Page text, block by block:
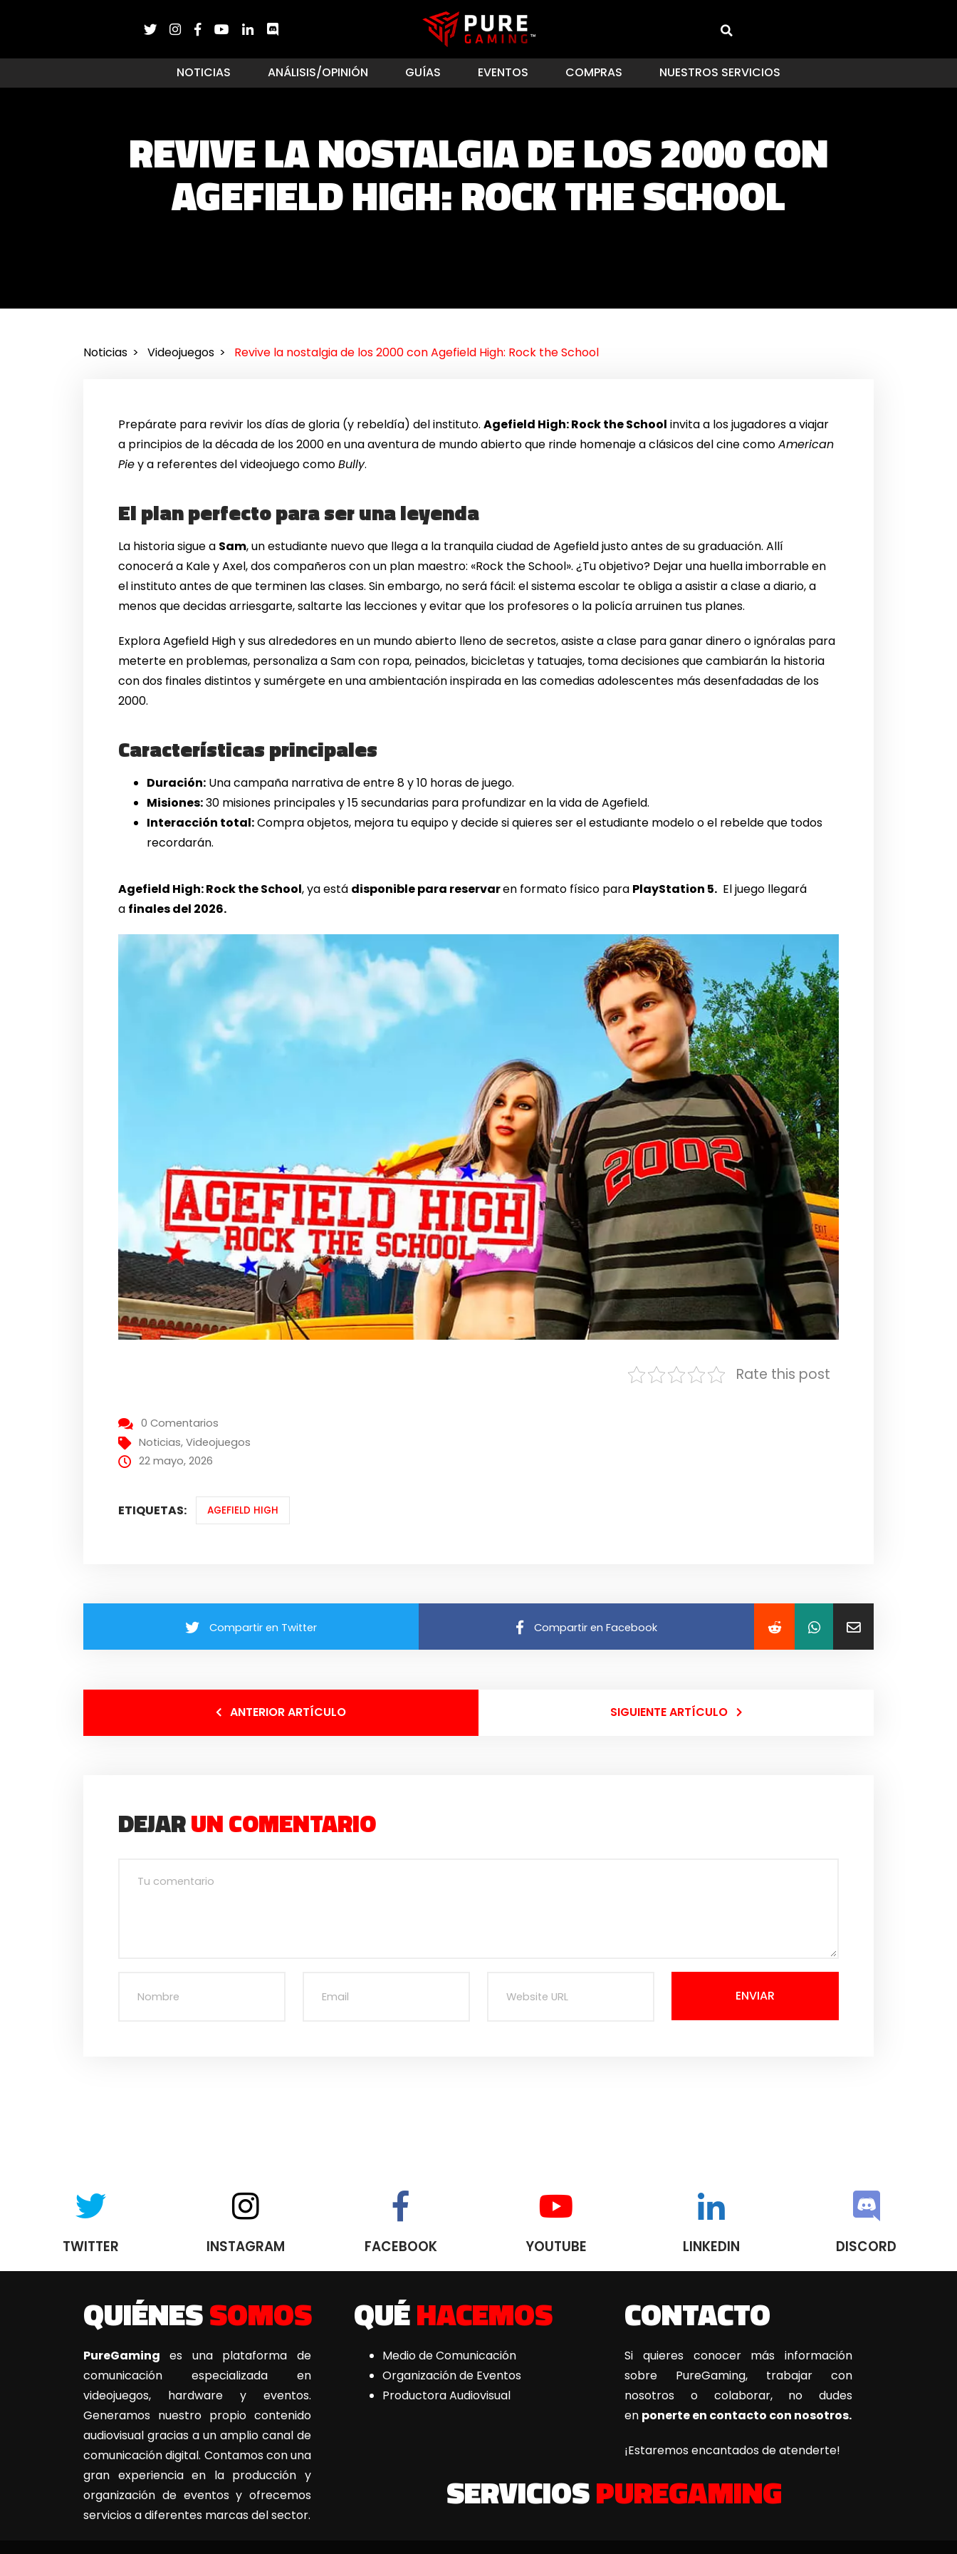
NOTICIAS ANÁLISIS/OPINIÓN GUÍAS EVENTOS COMPRAS NUESTROS SERVICIOS
REVIVE LA NOSTALGIA DE LOS 2000 CON
AGEFIELD HIGH: ROCK THE SCHOOL
Noticias Videojuegos Revive la nostalgia de los 2000 con Agefield High: Rock the School
Prepárate para revivir los días de gloria (y rebeldía) del instituto.Agefield High: Rock the School invita a los jugadores a viajar
a principios de la década de los 2000 en una aventura de mundo abierto que rinde homenaje a clásicos del cine comoAmerican
Piey a referentes del videojuego comoBully.
El plan perfecto para ser una leyenda
La historia sigue a Sam, un estudiante nuevo que llega a la tranquila ciudad de Agefield justo antes de su graduación. Allí
conocerá a Kale y Axel, dos compañeros con un plan maestro: «Rock the School». ¿Tu objetivo? Dejar una huella imborrable en
el instituto antes de que terminen las clases. Sin embargo, no será fácil: el sistema escolar te obliga a asistir a clase a diario, a
menos que decidas arriesgarte, saltarte las lecciones y evitar que los profesores o la policía arruinen tus planes.
Explora Agefield High y sus alrededores en un mundo abierto lleno de secretos, asiste a clase para ganar dinero o ignóralas para
meterte en problemas, personaliza a Sam con ropa, peinados, bicicletas y tatuajes, toma decisiones que cambiarán la historia
con dos finales distintos y sumérgete en una ambientación inspirada en las comedias adolescentes más desenfadadas de los
2000.
Características principales
Duración: Una campaña narrativa de entre 8 y 10 horas de juego.
Misiones:30 misiones principales y 15 secundarias para profundizar en la vida de Agefield.
Interacción total:Compra objetos, mejora tu equipo y decide si quieres ser el estudiante modelo o el rebelde que todos
recordarán.
Agefield High: Rock the School, ya está disponible para reservaren formato físico para PlayStation 5. El juego llegará
a finales del 2026.
Rate this post
0 Comentarios
Noticias,Videojuegos
22 mayo, 2026
ETIQUETAS: AGEFIELD HIGH
Compartir en Twitter Compartir en Facebook
ANTERIOR ARTÍCULO SIGUIENTE ARTÍCULO
DEJARUN COMENTARIO
ENVIAR
TWITTER INSTAGRAM FACEBOOK YOUTUBE LINKEDIN DISCORD
QUIÉNESSOMOS
PureGaming es una plataforma de
comunicación especializada en
videojuegos, hardware y eventos.
Generamos nuestro propio contenido
audiovisual gracias a un amplio canal de
comunicación digital. Contamos con una
gran experiencia en la producción y
organización de eventos y ofrecemos
servicios a diferentes marcas del sector.
QUÉHACEMOS
Medio de Comunicación
Organización de Eventos
Productora Audiovisual
CONTACTO
Si quieres conocer más información
sobre PureGaming, trabajar con
nosotros o colaborar, no dudes
en ponerte en contacto con nosotros.
¡Estaremos encantados de atenderte!
SERVICIOSPUREGAMING